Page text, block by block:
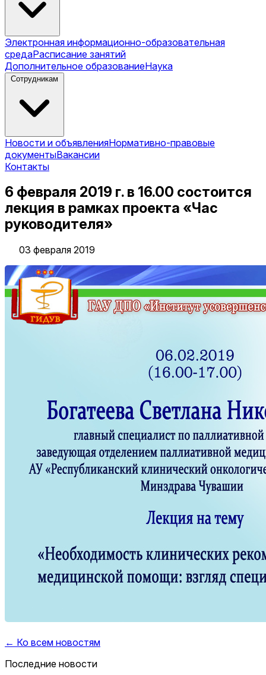
Электронная информационно-образовательная
средаРасписание занятий
Дополнительное образованиеНаука
Сотрудникам
Новости и объявленияНормативно-правовые
документыВакансии
Контакты
6 февраля 2019 г. в 16.00 состоится
лекция в рамках проекта «Час
руководителя»
03 февраля 2019
← Ко всем новостям
Последние новости